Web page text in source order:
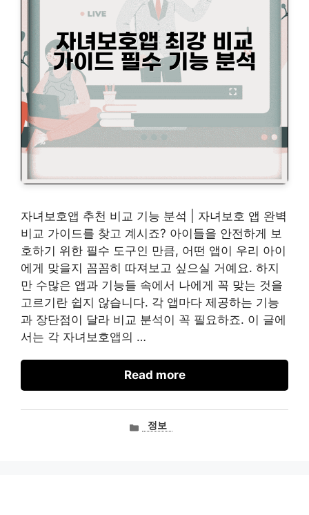
자녀보호앱 추천 비교 기능 분석 | 자녀보호 앱 완벽
비교 가이드를 찾고 계시죠? 아이들을 안전하게 보
호하기 위한 필수 도구인 만큼, 어떤 앱이 우리 아이
에게 맞을지 꼼꼼히 따져보고 싶으실 거예요. 하지
만 수많은 앱과 기능들 속에서 나에게 꼭 맞는 것을
고르기란 쉽지 않습니다. 각 앱마다 제공하는 기능
과 장단점이 달라 비교 분석이 꼭 필요하죠. 이 글에
서는 각 자녀보호앱의 …
Read more
카정보